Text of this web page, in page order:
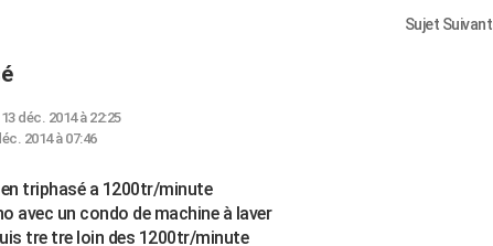
Sujet Suivant
déc. 2014 à 22:25
2014 à 07:46
triphasé a 1200tr/minute
avec un condo de machine à laver
tre tre loin des 1200tr/minute